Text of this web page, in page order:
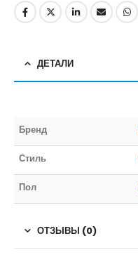
ДЕТАЛИ
Бренд
Стиль
Пол
ОТЗЫВЫ (0)